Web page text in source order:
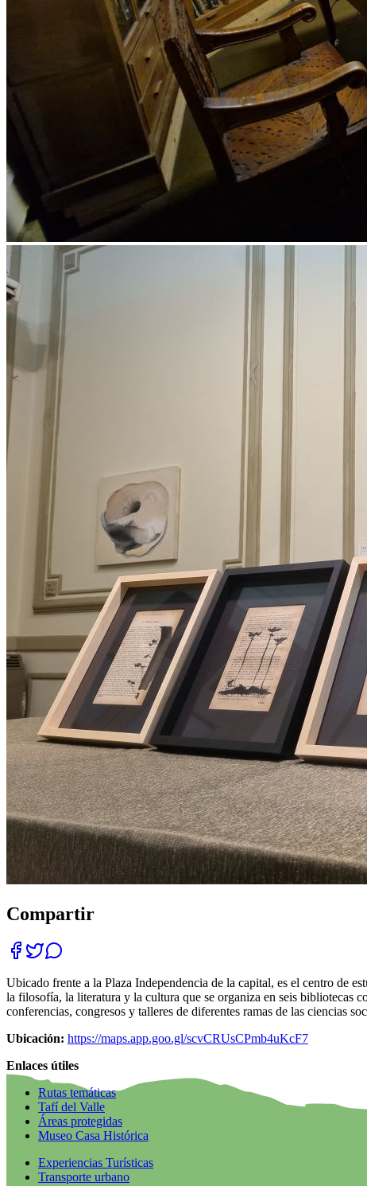
Compartir
Ubicado frente a la Plaza Independencia de la capital, es el centro de
la filosofía, la literatura y la cultura que se organiza en seis bibliotecas
conferencias, congresos y talleres de diferentes ramas de las ciencias
Ubicación: https://maps.app.goo.gl/scvCRUsCPmb4uKcF7
Enlaces útiles
Rutas temáticas
Tafí del Valle
Áreas protegidas
Museo Casa Histórica
Experiencias Turísticas
Transporte urbano